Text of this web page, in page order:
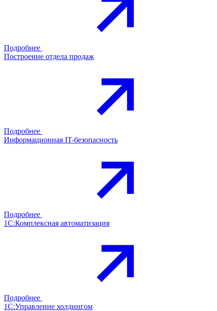
Подробнее
Построение отдела продаж
Подробнее
Информационная IT-безопасность
Подробнее
1С:Комплексная автоматизация
Подробнее
1С:Управление холдингом